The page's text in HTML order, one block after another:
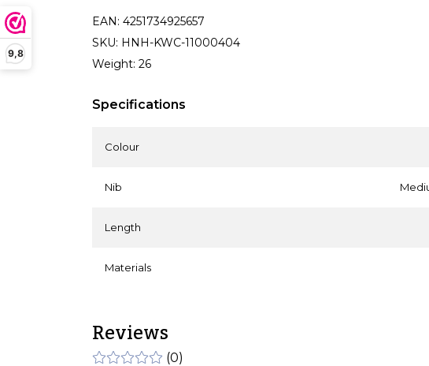
9,8
EAN: 4251734925657
SKU: HNH-KWC-11000404
Weight: 26
Specifications
Colour
Nib
Length
Materials
Reviews
(0)